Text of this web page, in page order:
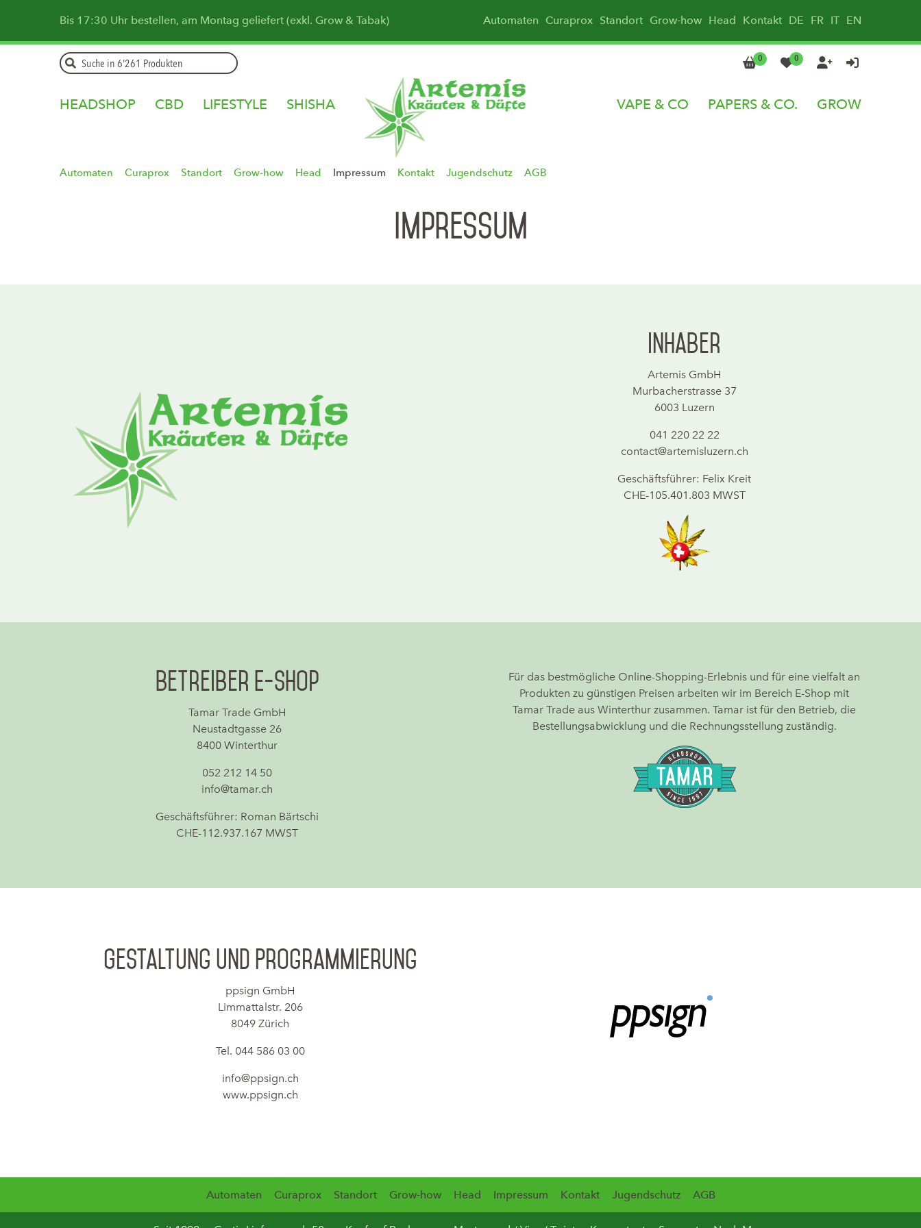
Bis 17:30 Uhr bestellen, am Montag geliefert (exkl. Grow & Tabak) Automaten Curaprox Standort Grow-how Head Kontakt DE FR IT EN
0 0  
HEADSHOP CBD LIFESTYLE SHISHA VAPE & CO PAPERS & CO. GROW
Automaten Curaprox Standort Grow-how Head Impressum Kontakt Jugendschutz AGB
Impressum
Inhaber
Artemis GmbH
Murbacherstrasse 37
6003 Luzern
041 220 22 22
contact@artemisluzern.ch
Geschäftsführer: Felix Kreit
CHE-105.401.803 MWST
Betreiber E-Shop
Tamar Trade GmbH
Neustadtgasse 26
8400 Winterthur
052 212 14 50
info@tamar.ch
Geschäftsführer: Roman Bärtschi
CHE-112.937.167 MWST
Für das bestmögliche Online-Shopping-Erlebnis und für eine vielfalt an
Produkten zu günstigen Preisen arbeiten wir im Bereich E-Shop mit
Tamar Trade aus Winterthur zusammen. Tamar ist für den Betrieb, die
Bestellungsabwicklung und die Rechnungsstellung zuständig.
Gestaltung und Programmierung
ppsign GmbH
Limmattalstr. 206
8049 Zürich
Tel. 044 586 03 00
info@ppsign.ch
www.ppsign.ch
Automaten Curaprox Standort Grow-how Head Impressum Kontakt Jugendschutz AGB